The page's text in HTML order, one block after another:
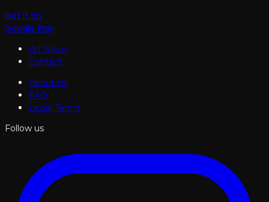
Get it on
Google Play
Art News
Contact
About Us
FAQ
Legal Terms
Follow us